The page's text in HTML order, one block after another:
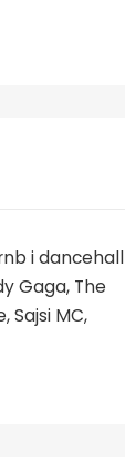
i dancehall
Gaga, The
Sajsi MC,